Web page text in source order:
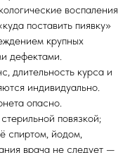
воспаления
поставить пиявку»
крупных
дефектами.
длительность курса и
индивидуально.
опасно.
повязкой;
спиртом, йодом,
врача не следует —